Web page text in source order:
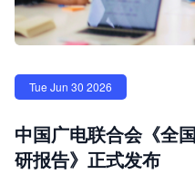
Tue Jun 30 2026
中国广电联合会《全
研报告》正式发布